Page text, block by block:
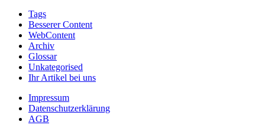
Tags
Besserer Content
WebContent
Archiv
Glossar
Unkategorised
Ihr Artikel bei uns
Impressum
Datenschutzerklärung
AGB